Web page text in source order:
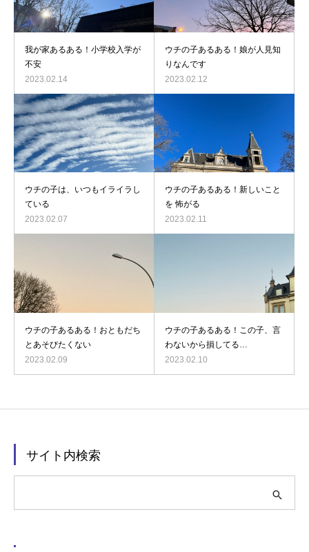
我が家あるある！小学校入学が
不安
2023.02.14
ウチの子あるある！娘が人見知
りなんです
2023.02.12
ウチの子は、いつもイライラし
ている
2023.02.07
ウチの子あるある！新しいこと
を 怖がる
2023.02.11
ウチの子あるある！おともだち
とあそびたくない
2023.02.09
ウチの子あるある！この子、言
わないから損してる…
2023.02.10
サイト内検索